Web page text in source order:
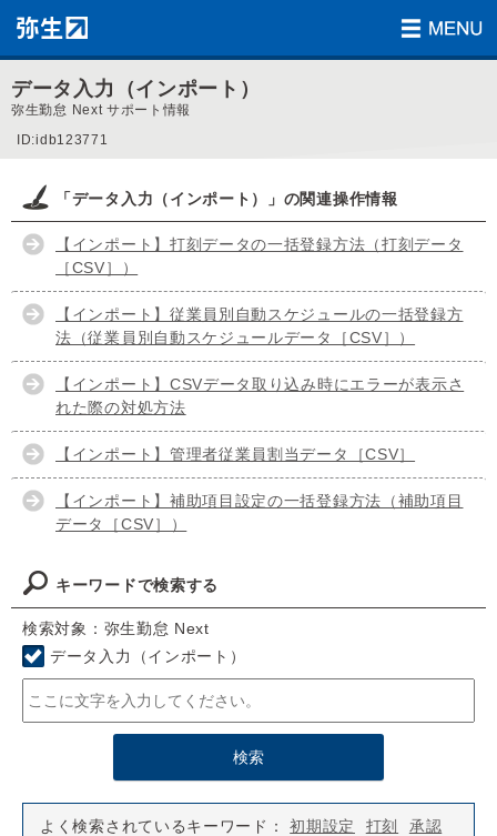
データ入力（インポート）
弥生勤怠 Next サポート情報
ID:idb123771
「データ入力（インポート）」の関連操作情報
【インポート】打刻データの一括登録方法（打刻データ
［CSV］）
【インポート】従業員別自動スケジュールの一括登録方
法（従業員別自動スケジュールデータ［CSV］）
【インポート】CSVデータ取り込み時にエラーが表示さ
れた際の対処方法
【インポート】管理者従業員割当データ［CSV］
【インポート】補助項目設定の一括登録方法（補助項目
データ［CSV］）
キーワードで検索する
検索対象：弥生勤怠 Next
データ入力（インポート）
よく検索されているキーワード：初期設定 打刻 承認